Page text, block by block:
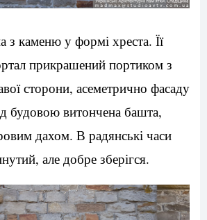
з каменю у формі хреста. Її
прикрашений портиком з
сторони, асеметрично фасаду
будовою витончена башта,
дахом. В радянські часи
але добре зберігся.